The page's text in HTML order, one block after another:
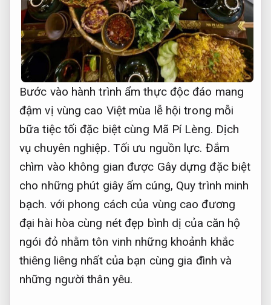
Bước vào hành trình ẩm thực độc đáo mang
đậm vị vùng cao Việt mùa lễ hội trong mỗi
bữa tiệc tối đặc biệt cùng Mã Pí Lèng. Dịch
vụ chuyên nghiệp. Tối ưu nguồn lực. Đắm
chìm vào không gian được Gây dựng đặc biệt
cho những phút giây ấm cúng, Quy trình minh
bạch. với phong cách của vùng cao đương
đại hài hòa cùng nét đẹp bình dị của căn hộ
ngói đỏ nhằm tôn vinh những khoảnh khắc
thiêng liêng nhất của bạn cùng gia đình và
những người thân yêu.